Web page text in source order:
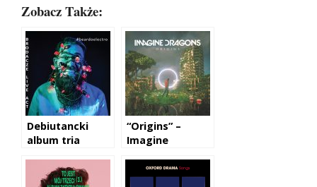
Zobacz Także:
Debiutancki
album tria
“Origins” –
Imagine